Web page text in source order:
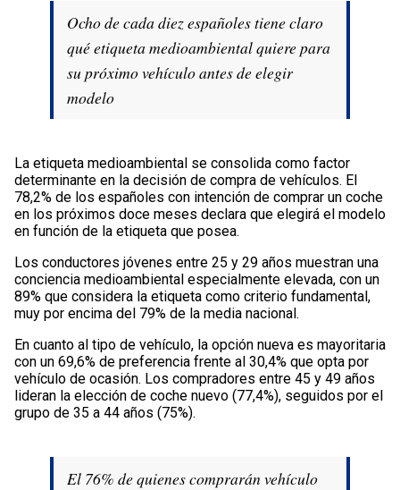
Ocho de cada diez españoles tiene claro
qué etiqueta medioambiental quiere para
su próximo vehículo antes de elegir
modelo
La etiqueta medioambiental se consolida como factor
determinante en la decisión de compra de vehículos. El
78,2% de los españoles con intención de comprar un coche
en los próximos doce meses declara que elegirá el modelo
en función de la etiqueta que posea.
Los conductores jóvenes entre 25 y 29 años muestran una
conciencia medioambiental especialmente elevada, con un
89% que considera la etiqueta como criterio fundamental,
muy por encima del 79% de la media nacional.
En cuanto al tipo de vehículo, la opción nueva es mayoritaria
con un 69,6% de preferencia frente al 30,4% que opta por
vehículo de ocasión. Los compradores entre 45 y 49 años
lideran la elección de coche nuevo (77,4%), seguidos por el
grupo de 35 a 44 años (75%).
El 76% de quienes comprarán vehículo